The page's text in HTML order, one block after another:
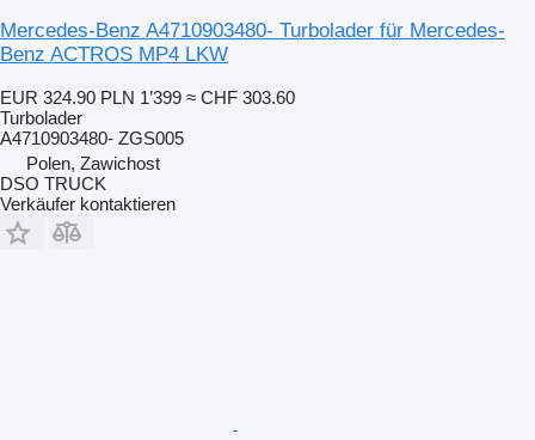
Mercedes-Benz A4710903480- Turbolader für Mercedes-
Benz ACTROS MP4 LKW
EUR 324.90 PLN 1’399 ≈ CHF 303.60
Turbolader
A4710903480- ZGS005
Polen, Zawichost
DSO TRUCK
Verkäufer kontaktieren